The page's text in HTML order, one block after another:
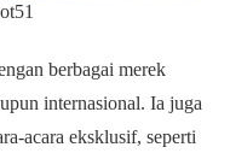
berbagai merek
internasional. Ia juga
acara eksklusif, seperti